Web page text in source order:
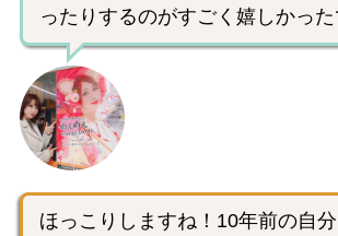
ったりするのがすごく嬉しかった
ほっこりしますね！10年前の自